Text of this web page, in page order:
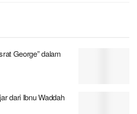
George” dalam
dari Ibnu Waddah